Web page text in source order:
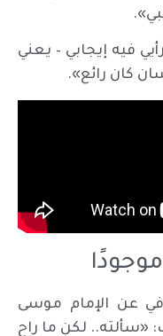
فيه إيجابي – يعني
كان رائع».
عن الإمام موسى
«سألته.. لكن ما راح